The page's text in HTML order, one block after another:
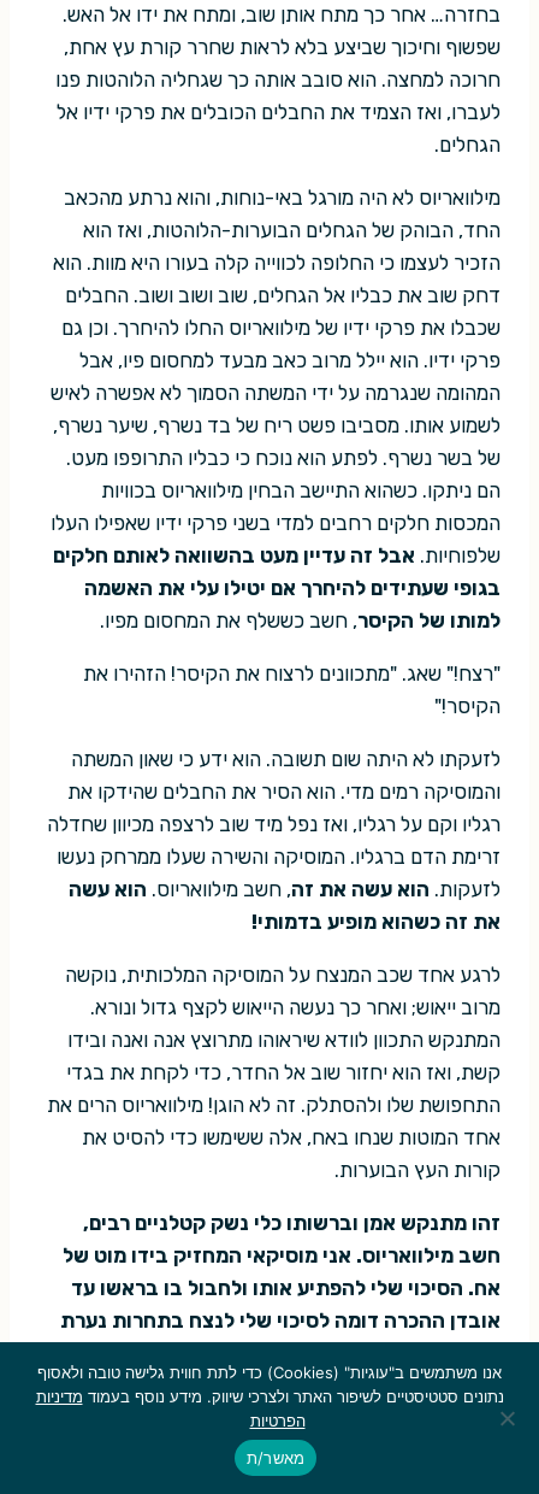
בחזרה… אחר כך מתח אותן שוב, ומתח את ידו אל האש.
שפשוף וחיכוך שביצע בלא לראות שחרר קורת עץ אחת,
חרוכה למחצה. הוא סובב אותה כך שגחליה הלוהטות פנו
לעברו, ואז הצמיד את החבלים הכובלים את פרקי ידיו אל
הגחלים.
מילוואריוס לא היה מורגל באי-נוחות, והוא נרתע מהכאב
החד, הבוהק של הגחלים הבוערות-הלוהטות, ואז הוא
הזכיר לעצמו כי החלופה לכווייה קלה בעורו היא מוות. הוא
דחק שוב את כבליו אל הגחלים, שוב ושוב ושוב. החבלים
שכבלו את פרקי ידיו של מילוואריוס החלו להיחרך. וכן גם
פרקי ידיו. הוא יילל מרוב כאב מבעד למחסום פיו, אבל
המהומה שנגרמה על ידי המשתה הסמוך לא אפשרה לאיש
לשמוע אותו. מסביבו פשט ריח של בד נשרף, שיער נשרף,
של בשר נשרף. לפתע הוא נוכח כי כבליו התרופפו מעט.
הם ניתקו. כשהוא התיישב הבחין מילוואריוס בכוויות
המכסות חלקים רחבים למדי בשני פרקי ידיו שאפילו העלו
שלפוחיות. אבל זה עדיין מעט בהשוואה לאותם חלקים
בגופי שעתידים להיחרך אם יטילו עלי את האשמה
למותו של הקיסר, חשב כששלף את המחסום מפיו.
"רצח!" שאג. "מתכוונים לרצוח את הקיסר! הזהירו את
הקיסר!"
לזעקתו לא היתה שום תשובה. הוא ידע כי שאון המשתה
והמוסיקה רמים מדי. הוא הסיר את החבלים שהידקו את
רגליו וקם על רגליו, ואז נפל מיד שוב לרצפה מכיוון שחדלה
זרימת הדם ברגליו. המוסיקה והשירה שעלו ממרחק נעשו
לזעקות. הוא עשה את זה, חשב מילוואריוס. הוא עשה
את זה כשהוא מופיע בדמותי!
לרגע אחד שכב המנצח על המוסיקה המלכותית, נוקשה
מרוב ייאוש; ואחר כך נעשה הייאוש לקצף גדול ונורא.
המתנקש התכוון לוודא שיראוהו מתרוצץ אנה ואנה ובידו
קשת, ואז הוא יחזור שוב אל החדר, כדי לקחת את בגדי
התחפושת שלו ולהסתלק. זה לא הוגן! מילוואריוס הרים את
אחד המוטות שנחו באח, אלה ששימשו כדי להסיט את
קורות העץ הבוערות.
זהו מתנקש אמן וברשותו כלי נשק קטלניים רבים,
חשב מילוואריוס. אני מוסיקאי המחזיק בידו מוט של
אח. הסיכוי שלי להפתיע אותו ולחבול בו בראשו עד
אובדן ההכרה דומה לסיכוי שלי לנצח בתחרות נערת
הוא שמט את המוט. למתנקש תהיה דרך להימלט מהחדר,
לאחר שהוביל את השומרים בחזרה לשם. כיצד? מנין?
מילוואריוס נזכר לפתע כי קיים סליק של נאהבים מאחורי
אנו משתמשים ב"עוגיות" (Cookies) כדי לתת חווית גלישה טובה ולאסוף
נתונים סטטיסטיים לשיפור האתר ולצרכי שיווק. מידע נוסף בעמוד מדיניות
הפרטיות
מאשר/ת